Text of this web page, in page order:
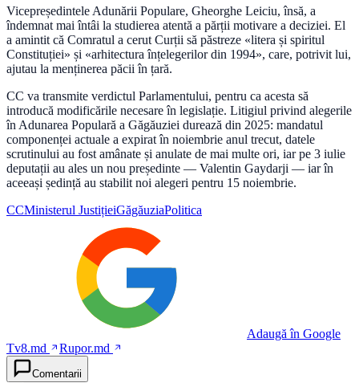
Vicepreședintele Adunării Populare, Gheorghe Leiciu, însă, a
îndemnat mai întâi la studierea atentă a părții motivare a deciziei. El
a amintit că Comratul a cerut Curții să păstreze «litera și spiritul
Constituției» și «arhitectura înțelegerilor din 1994», care, potrivit lui,
ajutau la menținerea păcii în țară.
CC va transmite verdictul Parlamentului, pentru ca acesta să
introducă modificările necesare în legislație. Litigiul privind alegerile
în Adunarea Populară a Găgăuziei durează din 2025: mandatul
componenței actuale a expirat în noiembrie anul trecut, datele
scrutinului au fost amânate și anulate de mai multe ori, iar pe 3 iulie
deputații au ales un nou președinte — Valentin Gaydarji — iar în
aceeași ședință au stabilit noi alegeri pentru 15 noiembrie.
CCMinisterul JustițieiGăgăuziaPolitica
Adaugă în Google
Tv8.md
Rupor.md
Comentarii